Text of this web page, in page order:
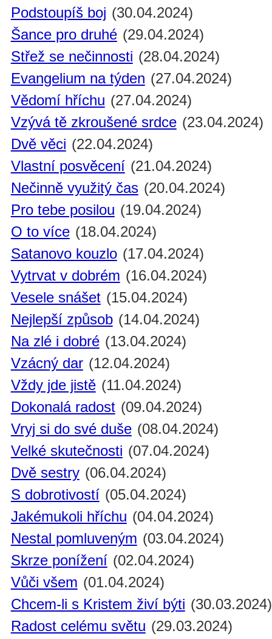
Podstoupíš boj (30.04.2024)
Šance pro druhé (29.04.2024)
Střež se nečinnosti (28.04.2024)
Evangelium na týden (27.04.2024)
Vědomí hříchu (27.04.2024)
Vzývá tě zkroušené srdce (23.04.2024)
Dvě věci (22.04.2024)
Vlastní posvěcení (21.04.2024)
Nečinně využitý čas (20.04.2024)
Pro tebe posilou (19.04.2024)
O to více (18.04.2024)
Satanovo kouzlo (17.04.2024)
Vytrvat v dobrém (16.04.2024)
Vesele snášet (15.04.2024)
Nejlepší způsob (14.04.2024)
Na zlé i dobré (13.04.2024)
Vzácný dar (12.04.2024)
Vždy jde jistě (11.04.2024)
Dokonalá radost (09.04.2024)
Vryj si do své duše (08.04.2024)
Velké skutečnosti (07.04.2024)
Dvě sestry (06.04.2024)
S dobrotivostí (05.04.2024)
Jakémukoli hříchu (04.04.2024)
Nestal pomluveným (03.04.2024)
Skrze ponížení (02.04.2024)
Vůči všem (01.04.2024)
Chcem-li s Kristem živí býti (30.03.2024)
Radost celému světu (29.03.2024)